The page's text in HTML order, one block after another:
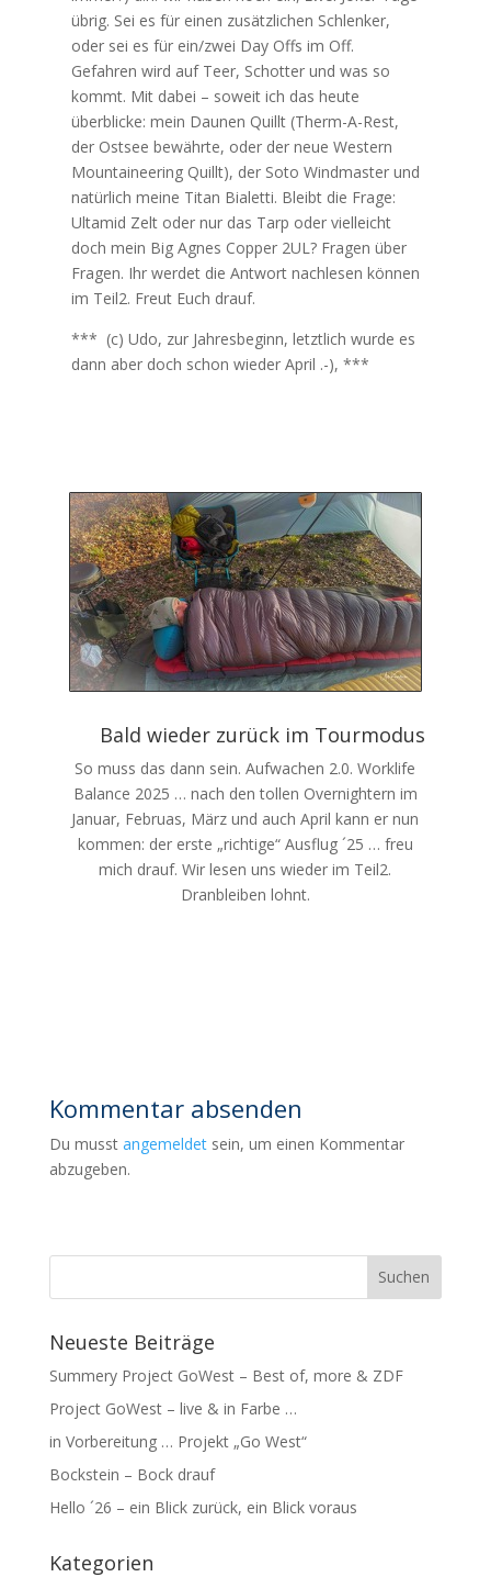
übrig. Sei es für einen zusätzlichen Schlenker,
oder sei es für ein/zwei Day Offs im Off.
Gefahren wird auf Teer, Schotter und was so
kommt. Mit dabei – soweit ich das heute
überblicke: mein Daunen Quillt (Therm-A-Rest,
der Ostsee bewährte, oder der neue Western
Mountaineering Quillt), der Soto Windmaster und
natürlich meine Titan Bialetti. Bleibt die Frage:
Ultamid Zelt oder nur das Tarp oder vielleicht
doch mein Big Agnes Copper 2UL? Fragen über
Fragen. Ihr werdet die Antwort nachlesen können
im Teil2. Freut Euch drauf.
*** (c) Udo, zur Jahresbeginn, letztlich wurde es
dann aber doch schon wieder April .-), ***
Bald wieder zurück im Tourmodus
So muss das dann sein. Aufwachen 2.0. Worklife
Balance 2025 … nach den tollen Overnightern im
Januar, Februas, März und auch April kann er nun
kommen: der erste „richtige“ Ausflug ´25 … freu
mich drauf. Wir lesen uns wieder im Teil2.
Dranbleiben lohnt.
Kommentar absenden
Du musst angemeldetsein, um einen Kommentar
abzugeben.
Neueste Beiträge
Summery Project GoWest – Best of, more & ZDF
Project GoWest – live & in Farbe …
in Vorbereitung … Projekt „Go West“
Bockstein – Bock drauf
Hello ´26 – ein Blick zurück, ein Blick voraus
Kategorien